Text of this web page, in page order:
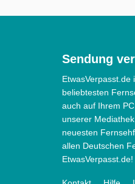
Sendung
EtwasVerpasst.de
beliebtesten
auch auf Ihrem
unserer
neuesten
allen Deutschen
EtwasVerpasst.de!